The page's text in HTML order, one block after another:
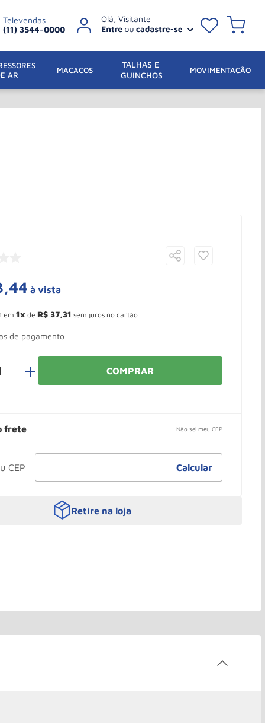
Televendas
(11) 3544-0000
AR
MACACOS
TALHAS E
GUINCHOS
MOVIMENTAÇÃO
,44 à vista
em 1 de R$ 37,31 sem juros no cartão
de pagamento
＋ COMPRAR
frete Não sei meu CEP
Retire na loja